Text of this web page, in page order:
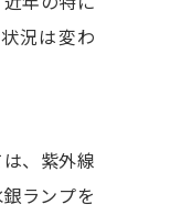
況は変わ
、紫外線
ランプを